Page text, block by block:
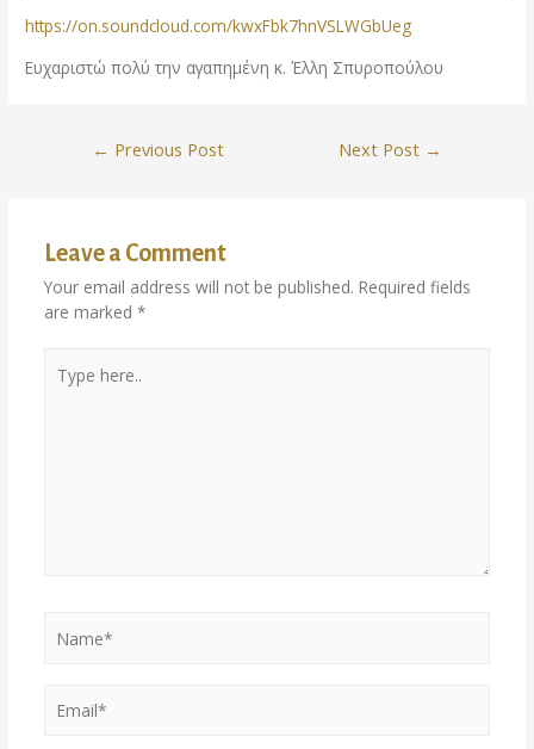
https://on.soundcloud.com/kwxFbk7hnVSLWGbUeg
Ευχαριστώ πολύ την αγαπημένη κ. Έλλη Σπυροπούλου
← Previous Post Next Post →
Leave a Comment
Your email address will not be published. Required fields
are marked *